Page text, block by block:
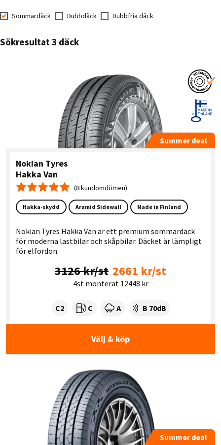
Sommardäck Dubbdäck Dubbfria däck
Sökresultat 3 däck
Summer deal
Nokian Tyres
Hakka Van
Medelbetyg 5.0 (8 kundomdömen)
Hakka-skydd Aramid Sidewall Made in Finland
Nokian Tyres Hakka Van är ett premium sommardäck
för moderna lastbilar och skåpbilar. Däcket är lämpligt
för elfordon.
3126 kr/st 2661 kr/st
4st monterat 12448 kr
Tyre class:
C2 Rullmotstånd:
C Våtgrepp:
A Ljudnivå dB:
B 70dB
Välj & köp
Summer deal